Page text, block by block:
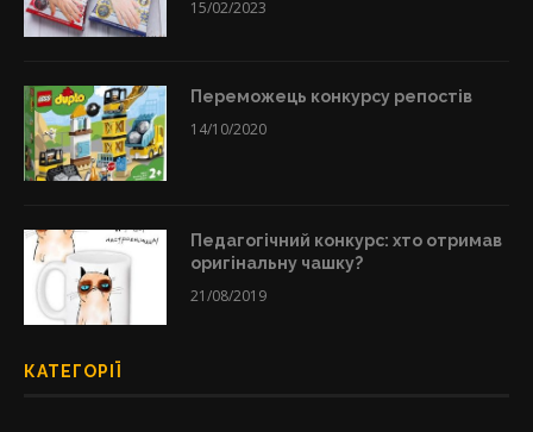
15/02/2023
Переможець конкурсу репостів
14/10/2020
Педагогічний конкурс: хто отримав
оригінальну чашку?
21/08/2019
КАТЕГОРІЇ